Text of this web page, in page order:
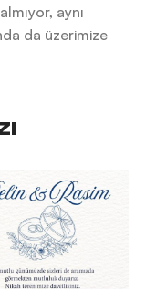
aynı
da üzerimize